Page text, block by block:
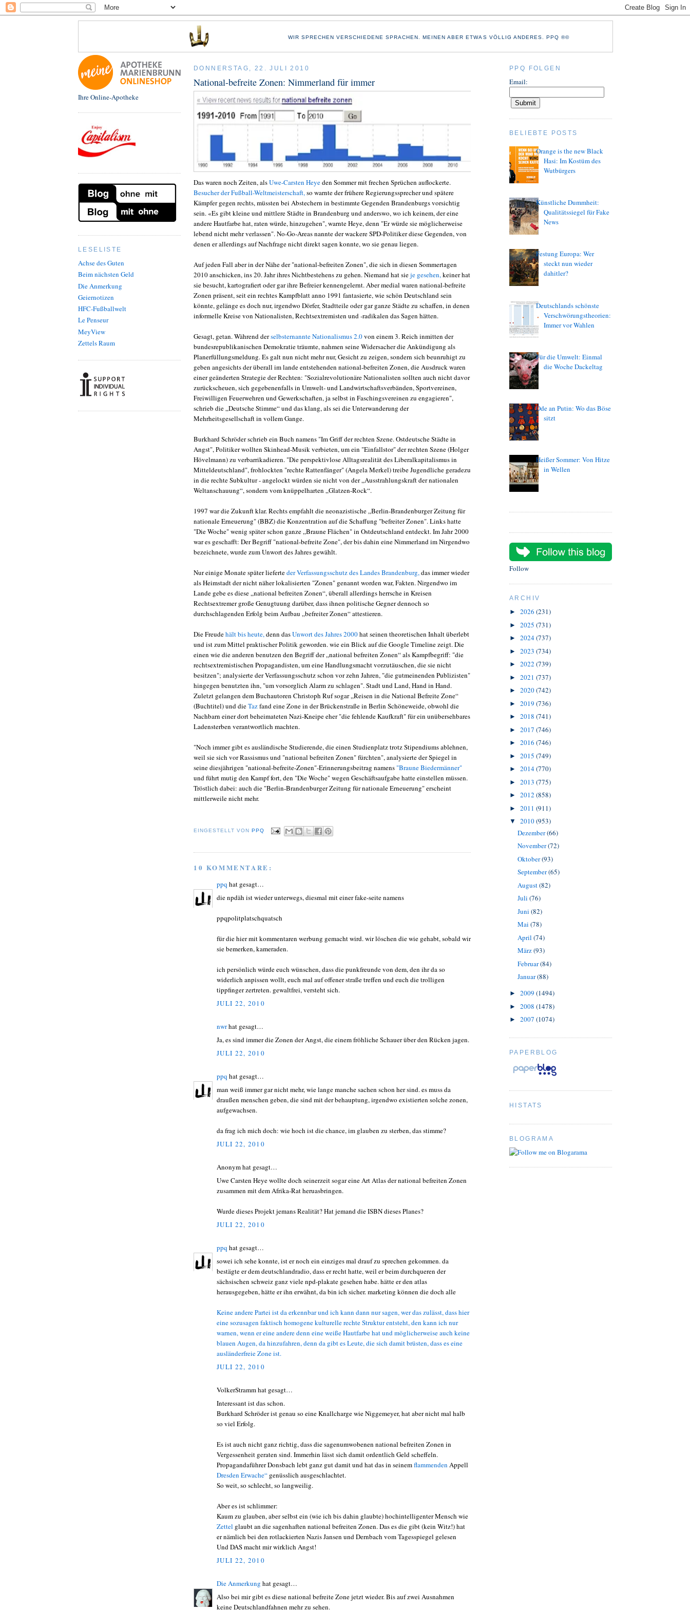
WIR SPRECHEN VERSCHIEDENE SPRACHEN. MEINEN ABER ETWAS VÖLLIG ANDERES. PPQ ®©
Ihre Online-Apotheke
LESELISTE
Achse des Guten
Beim nächsten Geld
Die Anmerkung
Geiernotizen
HFC-Fußballwelt
Le Penseur
MeyView
Zettels Raum
DONNERSTAG, 22. JULI 2010
National-befreite Zonen: Nimmerland für immer
Das waren noch Zeiten, alsUwe-Carsten Heyeden Sommer mit frechen Sprüchen auflockerte.
Besucher der Fußball-Weltmeisterschaft, so warnte der frühere Regierungssprecher und spätere
Kämpfer gegen rechts, müssten bei Abstechern in bestimmte Gegenden Brandenburgs vorsichtig
sein. «Es gibt kleine und mittlere Städte in Brandenburg und anderswo, wo ich keinem, der eine
andere Hautfarbe hat, raten würde, hinzugehen", warnte Heye, denn "Er würde sie möglicherweise
lebend nicht mehr verlassen". No-Go-Areas nannte der wackere SPD-Politiker diese Gegenden, von
denen er allerdings auf Nachfrage nicht direkt sagen konnte, wo sie genau liegen.
Auf jeden Fall aber in der Nähe der "national-befreiten Zonen", die sich in diesen Sommertagen
2010 anschicken, ins 20. Jahr ihres Nichtbestehens zu gehen. Niemand hat sieje gesehen, keiner hat
sie besucht, kartografiert oder gar ihre Befreier kennengelernt. Aber medial waren national-befreite
Zonen präsent, seit ein rechtes Kampfblatt anno 1991 fantasierte, wie schön Deutschland sein
könnte, gelänge es doch nur, irgendwo Dörfer, Stadtteile oder gar ganze Städte zu schaffen, in denen
informelle Kreise von Nationalisten, Rechtsextremisten und -radikalen das Sagen hätten.
Gesagt, getan. Während derselbsternannte Nationalismus 2.0von einem 3. Reich inmitten der
bundesrepublikanischen Demokratie träumte, nahmen seine Widersacher die Ankündigung als
Planerfüllungsmeldung. Es galt nun nicht mehr nur, Gesicht zu zeigen, sondern sich beunruhigt zu
geben angesichts der überall im lande entstehenden national-befreiten Zonen, die Ausdruck waren
einer geänderten Strategie der Rechten: "Sozialrevolutionäre Nationalisten sollten auch nicht davor
zurückscheuen, sich gegebenenfalls in Umwelt- und Landwirtschaftsverbänden, Sportvereinen,
Freiwilligen Feuerwehren und Gewerkschaften, ja selbst in Faschingsvereinen zu engagieren",
schrieb die „Deutsche Stimme“ und das klang, als sei die Unterwanderung der
Mehrheitsgesellschaft in vollem Gange.
Burkhard Schröder schrieb ein Buch namens "Im Griff der rechten Szene. Ostdeutsche Städte in
Angst", Politiker wollten Skinhead-Musik verbieten, um ein "Einfallstor" der rechten Szene (Holger
Hövelmann) zu verbarrikadieren. "Die perspektivlose Alltagsrealität des Liberalkapitalismus in
Mitteldeutschland", frohlockten "rechte Rattenfänger" (Angela Merkel) treibe Jugendliche geradezu
in die rechte Subkultur - angelockt würden sie nicht von der „Ausstrahlungskraft der nationalen
Weltanschauung“, sondern vom knüppelharten „Glatzen-Rock“.
1997 war die Zukunft klar. Rechts empfahlt die neonazistische „Berlin-Brandenburger Zeitung für
nationale Erneuerung" (BBZ) die Konzentration auf die Schaffung "befreiter Zonen". Links hatte
"Die Woche" wenig später schon ganze „Braune Flächen" in Ostdeutschland entdeckt. Im Jahr 2000
war es geschafft: Der Begriff "national-befreite Zone", der bis dahin eine Nimmerland im Nirgendwo
bezeichnete, wurde zum Unwort des Jahres gewählt.
Nur einige Monate später lieferteder Verfassungsschutz des Landes Brandenburg, das immer wieder
als Heimstadt der nicht näher lokalisierten "Zonen" genannt worden war, Fakten. Nirgendwo im
Lande gebe es diese „national befreiten Zonen“, überall allerdings herrsche in Kreisen
Rechtsextremer große Genugtuung darüber, dass ihnen politische Gegner dennoch so
durchschlagenden Erfolg beim Aufbau „befreiter Zonen“ attestieren.
Die Freudehält bis heute, denn dasUnwort des Jahres 2000hat seinen theoretischen Inhalt überlebt
und ist zum Mittel praktischer Politik geworden. wie ein Blick auf die Google Timeline zeigt. Die
einen wie die anderen benutzen den Begriff der „national befreiten Zonen“ als Kampfbegriff: "die
rechtsextremistischen Propagandisten, um eine Handlungsmacht vorzutäuschen, die sie nicht
besitzen"; analysierte der Verfassungsschutz schon vor zehn Jahren, "die gutmeinenden Publizisten"
hingegen benutzten ihn, "um vorsorglich Alarm zu schlagen". Stadt und Land, Hand in Hand.
Zuletzt gelangen dem Buchautoren Christoph Ruf sogar „Reisen in die National Befreite Zone“
(Buchtitel) und dieTazfand eine Zone in der Brückenstraße in Berlin Schöneweide, obwohl die
Nachbarn einer dort beheimateten Nazi-Kneipe eher "die fehlende Kaufkraft" für ein unübersehbares
Ladensterben verantwortlich machten.
"Noch immer gibt es ausländische Studierende, die einen Studienplatz trotz Stipendiums ablehnen,
weil sie sich vor Rassismus und "national befreiten Zonen" fürchten", analysierte der Spiegel in
seine diesjährigen "national-befreite-Zonen"-Erinnerungsbeitrag namens "Braune Biedermänner"
und führt mutig den Kampf fort, den "Die Woche" wegen Geschäftsaufgabe hatte einstellen müssen.
Tröstlich dabei: auch die "Berlin-Brandenburger Zeitung für nationale Erneuerung" erscheint
mittlerweile nicht mehr.
EINGESTELLT VON PPQ
10 KOMMENTARE:
ppq hat gesagt…
die npdäh ist wieder unterwegs, diesmal mit einer fake-seite namens
ppqpolitplatschquatsch
für die hier mit kommentaren werbung gemacht wird. wir löschen die wie gehabt, sobald wir
sie bemerken, kameraden.
ich persönlich würde euch wünschen, dass die punkfreunde von dem, den ihr da so
widerlich anpissen wollt, euch mal auf offener straße treffen und euch die trolligen
tippfinger zertreten. gewaltfrei, versteht sich.
JULI 22, 2010
nwrhat gesagt…
Ja, es sind immer die Zonen der Angst, die einem fröhliche Schauer über den Rücken jagen.
JULI 22, 2010
ppq hat gesagt…
man weiß immer gar nicht mehr, wie lange manche sachen schon her sind. es muss da
draußen menschen geben, die sind mit der behauptung, irgendwo existierten solche zonen,
aufgewachsen.
da frag ich mich doch: wie hoch ist die chance, im glauben zu sterben, das stimme?
JULI 22, 2010
Anonym hat gesagt…
Uwe Carsten Heye wollte doch seinerzeit sogar eine Art Atlas der national befreiten Zonen
zusammen mit dem Afrika-Rat heruasbringen.
Wurde dieses Projekt jemans Realität? Hat jemand die ISBN dieses Planes?
JULI 22, 2010
ppq hat gesagt…
sowei ich sehe konnte, ist er noch ein einziges mal drauf zu sprechen gekommen. da
bestägte er dem deutschlandradio, dass er recht hatte, weil er beim durchqueren der
sächsischen schweiz ganz viele npd-plakate gesehen habe. hätte er den atlas
herausgegeben, hätte er ihn erwähnt, da bin ich sicher. marketing können die doch alle
Keine andere Par­tei ist da erkenn­bar und ich kann dann nur sagen, wer das zulässt, dass hier
eine sozu­sa­gen fak­tisch homo­gene kul­tu­relle rechte Struk­tur ent­steht, den kann ich nur
war­nen, wenn er eine andere denn eine weiße Haut­farbe hat und mög­li­cher­weise auch keine
blauen Augen, da hin­zu­fah­ren, denn da gibt es Leute, die sich damit brüs­ten, dass es eine
aus­län­der­freie Zone ist.
JULI 22, 2010
VolkerStramm hat gesagt…
Interessant ist das schon.
Burkhard Schröder ist genau so eine Knallcharge wie Niggemeyer, hat aber nicht mal halb
so viel Erfolg.
Es ist auch nicht ganz richtig, dass die sagenumwobenen national befreiten Zonen in
Vergessenheit geraten sind. Immerhin lässt sich damit ordentlich Geld scheffeln.
Propagandaführer Donsbach lebt ganz gut damit und hat das in seinemflammenden Appell
Dresden Erwache“ genüsslich ausgeschlachtet.
So weit, so schlecht, so langweilig.
Aber es ist schlimmer:
Kaum zu glauben, aber selbst ein (wie ich bis dahin glaubte) hochintelligenter Mensch wie
Zettel glaubt an die sagenhaften national befreiten Zonen. Das es die gibt (kein Witz!) hat
er nämlich bei den rotlackierten Nazis Jansen und Dernbach vom Tagesspiegel gelesen
Und DAS macht mir wirklich Angst!
JULI 22, 2010
Die Anmerkung hat gesagt…
Also bei mir gibt es diese national befreite Zone jetzt wieder. Bis auf zwei Ausnahmen
keine Deutschlandfahnen mehr zu sehen.
PPQ FOLGEN
Email:
BELIEBTE POSTS
Orange is the new Black
Hasi: Im Kostüm des
Wutbürgers
Künstliche Dummheit:
Qualitätssiegel für Fake
News
Festung Europa: Wer
steckt nun wieder
dahitler?
Deutschlands schönste
Verschwörungstheorien:
Immer vor Wahlen
Für die Umwelt: Einmal
die Woche Dackeltag
Ode an Putin: Wo das Böse
sitzt
Heißer Sommer: Von Hitze
in Wellen
Follow
ARCHIV
► 2026 (231)
► 2025 (731)
► 2024(737)
► 2023 (734)
► 2022 (739)
► 2021 (737)
► 2020(742)
► 2019 (736)
► 2018 (741)
► 2017 (746)
► 2016 (746)
► 2015 (749)
► 2014(770)
► 2013 (775)
► 2012 (858)
► 2011 (911)
▼ 2010(953)
Dezember(66)
November(72)
Oktober(93)
September(65)
August(82)
Juli (76)
Juni (82)
Mai (78)
April (74)
März(93)
Februar(84)
Januar(88)
► 2009 (1494)
► 2008 (1478)
► 2007 (1074)
PAPERBLOG
HISTATS
BLOGRAMA